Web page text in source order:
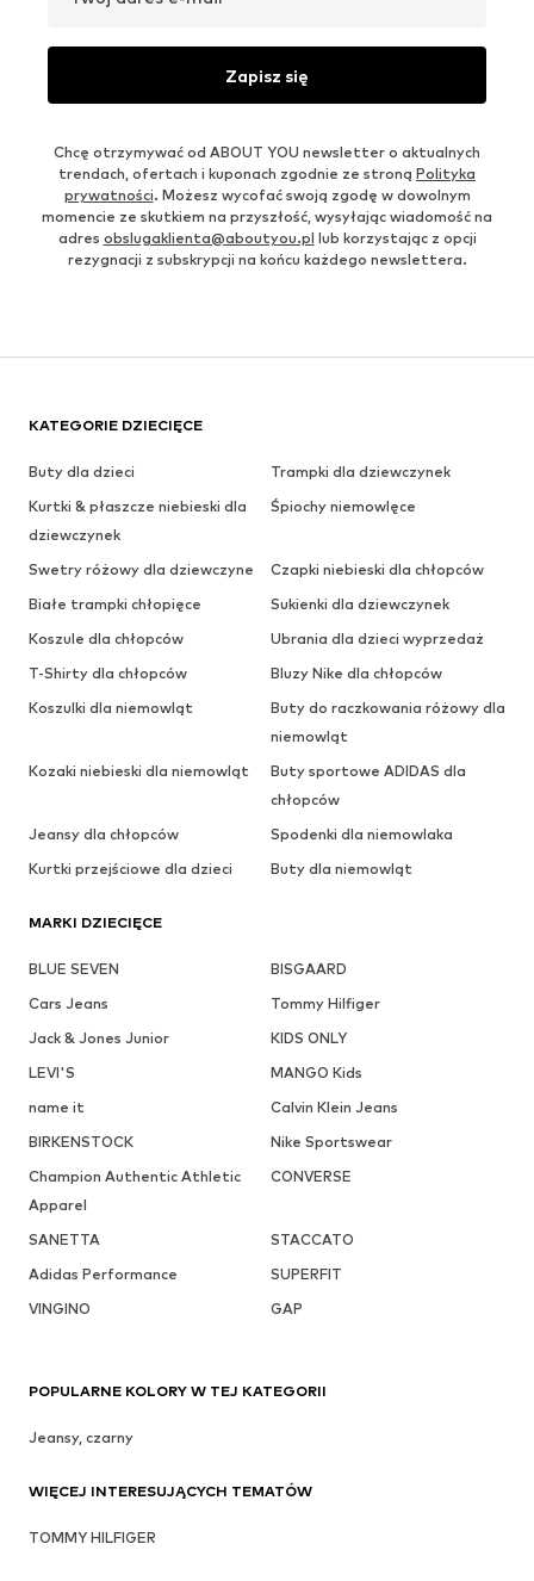
Zapisz się
Chcę otrzymywać od ABOUT YOU newsletter o aktualnych
trendach, ofertach i kuponach zgodnie ze stroną Polityka
prywatności. Możesz wycofać swoją zgodę w dowolnym
momencie ze skutkiem na przyszłość, wysyłając wiadomość na
adres obslugaklienta@aboutyou.pl lub korzystając z opcji
rezygnacji z subskrypcji na końcu każdego newslettera.
KATEGORIE DZIECIĘCE
Buty dla dzieci
Trampki dla dziewczynek
Kurtki & płaszcze niebieski dla
dziewczynek
Śpiochy niemowlęce
Swetry różowy dla dziewczyne
Czapki niebieski dla chłopców
Białe trampki chłopięce
Sukienki dla dziewczynek
Koszule dla chłopców
Ubrania dla dzieci wyprzedaż
T-Shirty dla chłopców
Bluzy Nike dla chłopców
Koszulki dla niemowląt
Buty do raczkowania różowy dla
niemowląt
Kozaki niebieski dla niemowląt
Buty sportowe ADIDAS dla
chłopców
Jeansy dla chłopców
Spodenki dla niemowlaka
Kurtki przejściowe dla dzieci
Buty dla niemowląt
MARKI DZIECIĘCE
BLUE SEVEN
BISGAARD
Cars Jeans
Tommy Hilfiger
Jack & Jones Junior
KIDS ONLY
LEVI'S
MANGO Kids
name it
Calvin Klein Jeans
BIRKENSTOCK
Nike Sportswear
Champion Authentic Athletic
Apparel
CONVERSE
SANETTA
STACCATO
Adidas Performance
SUPERFIT
VINGINO
GAP
POPULARNE KOLORY W TEJ KATEGORII
Jeansy, czarny
WIĘCEJ INTERESUJĄCYCH TEMATÓW
TOMMY HILFIGER